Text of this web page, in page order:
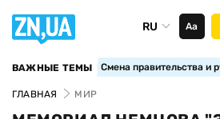
RU Аа
ВАЖНЫЕ ТЕМЫ Смена правительства и
ГЛАВНАЯ МИР